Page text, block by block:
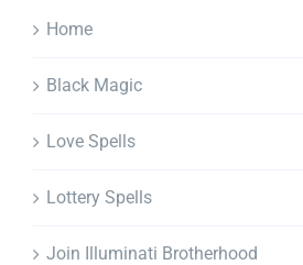
Home
Black Magic
Love Spells
Lottery Spells
Join Illuminati Brotherhood